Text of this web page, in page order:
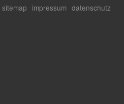
sitemap impressum datenschutz